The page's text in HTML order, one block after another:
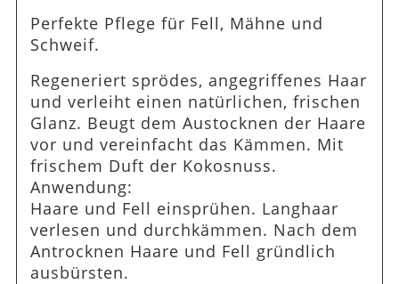
Perfekte Pflege für Fell, Mähne und
Schweif.
Regeneriert sprödes, angegriffenes Haar
und verleiht einen natürlichen, frischen
Glanz. Beugt dem Austocknen der Haare
vor und vereinfacht das Kämmen. Mit
frischem Duft der Kokosnuss.
Anwendung:
Haare und Fell einsprühen. Langhaar
verlesen und durchkämmen. Nach dem
Antrocknen Haare und Fell gründlich
ausbürsten.